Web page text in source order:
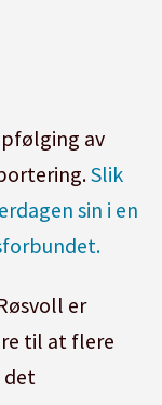
av
Slik
sin i en
er
til at flere
det